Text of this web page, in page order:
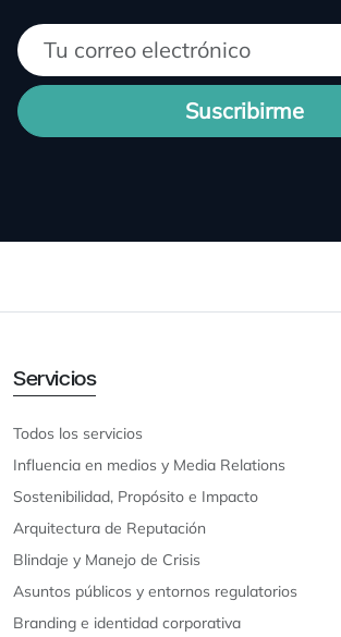
Suscribirme
Servicios
Todos los servicios
Influencia en medios y Media Relations
Sostenibilidad, Propósito e Impacto
Arquitectura de Reputación
Blindaje y Manejo de Crisis
Asuntos públicos y entornos regulatorios
Branding e identidad corporativa